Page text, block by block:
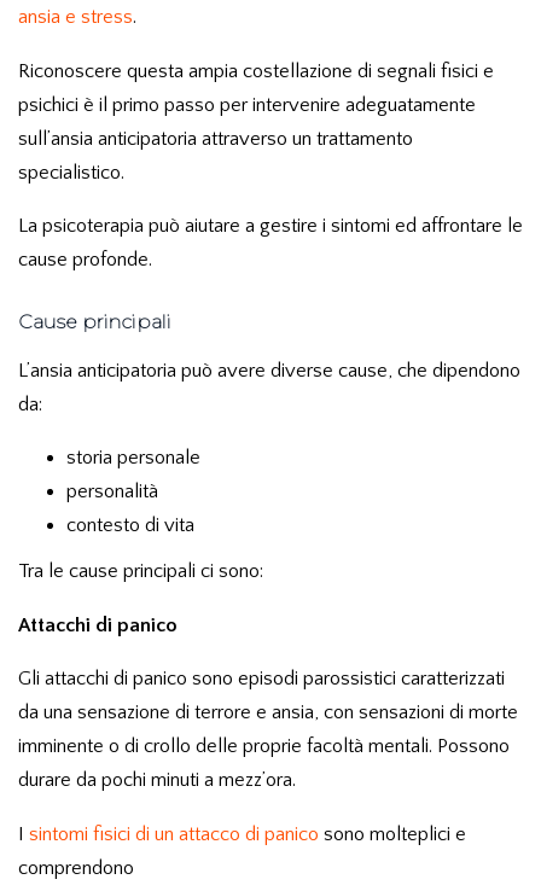
ansia e stress.
Riconoscere questa ampia costellazione di segnali fisici e
psichici è il primo passo per intervenire adeguatamente
sull’ansia anticipatoria attraverso un trattamento
specialistico.
La psicoterapia può aiutare a gestire i sintomi ed affrontare le
cause profonde.
Cause principali
L’ansia anticipatoria può avere diverse cause, che dipendono
da:
storia personale
personalità
contesto di vita
Tra le cause principali ci sono:
Attacchi di panico
Gli attacchi di panico sono episodi parossistici caratterizzati
da una sensazione di terrore e ansia, con sensazioni di morte
imminente o di crollo delle proprie facoltà mentali. Possono
durare da pochi minuti a mezz’ora.
I sintomi fisici di un attacco di panico sono molteplici e
comprendono